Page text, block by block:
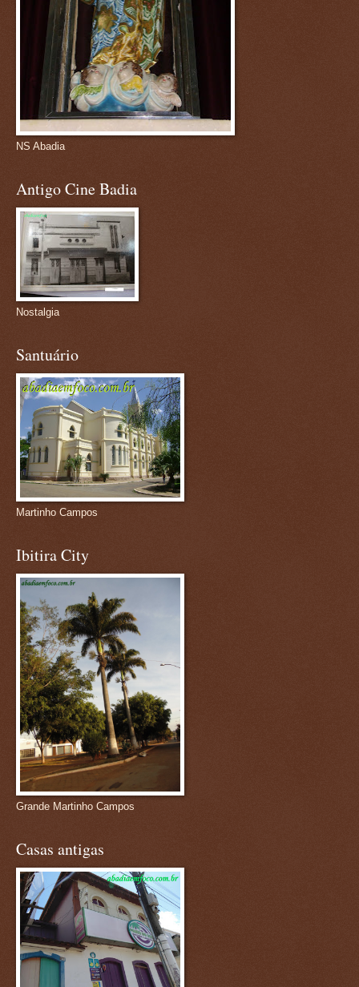
NS Abadia
Antigo Cine Badia
Nostalgia
Santuário
Martinho Campos
Ibitira City
Grande Martinho Campos
Casas antigas